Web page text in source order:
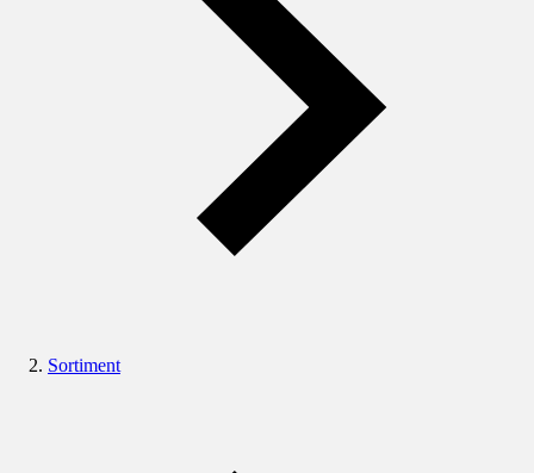
Sortiment